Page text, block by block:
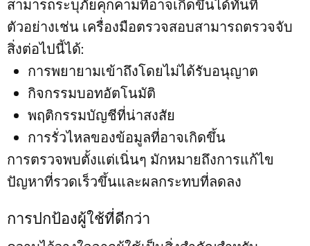
สามารถระบุภัยคุกคามที่อาจเกิดขึ้นได้ทันที
ตัวอย่างเช่น เครื่องมือตรวจสอบสามารถตรวจจับ
สิ่งต่อไปนี้ได้:
การพยายามเข้าถึงโดยไม่ได้รับอนุญาต
กิจกรรมบอทอัตโนมัติ
พฤติกรรมบัญชีที่น่าสงสัย
การรั่วไหลของข้อมูลที่อาจเกิดขึ้น
การตรวจพบตั้งแต่เนิ่นๆ มักหมายถึงการแก้ไข
ปัญหาที่รวดเร็วขึ้นและผลกระทบที่ลดลง
การปกป้องผู้ใช้ที่ดีกว่า